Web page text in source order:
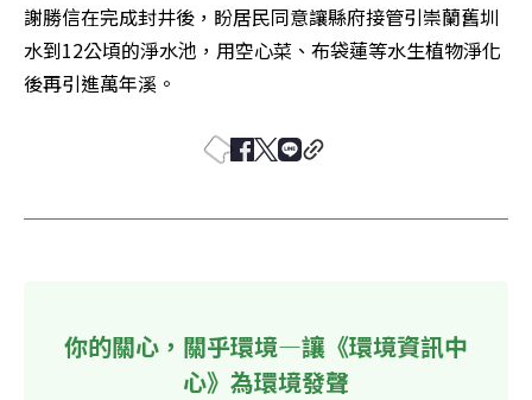
謝勝信在完成封井後，盼居民同意讓縣府接管引崇蘭舊圳
水到12公頃的淨水池，用空心菜、布袋蓮等水生植物淨化
後再引進萬年溪。
你的關心，關乎環境—讓《環境資訊中
心》為環境發聲